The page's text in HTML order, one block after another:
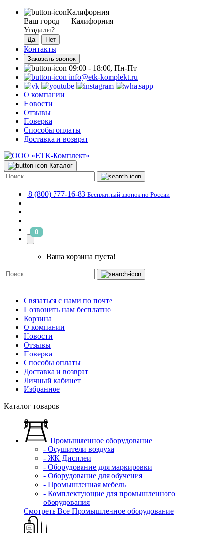
Калифорния
Ваш город — Калифорния
Угадали?
Контакты
Заказать звонок
09:00 - 18:00, Пн-Пт
info@etk-komplekt.ru
О компании
Новости
Отзывы
Поверка
Способы оплаты
Доставка и возврат
Каталог
8 (800) 777-16-83 Бесплатный звонок по России
0
Ваша корзина пуста!
Связаться с нами по почте
Позвонить нам бесплатно
Корзина
О компании
Новости
Отзывы
Поверка
Способы оплаты
Доставка и возврат
Личный кабинет
Избранное
Каталог товаров
Промышленное оборудование
- Осушители воздуха
- ЖК Дисплеи
- Оборудование для маркировки
- Оборудование для обучения
- Промышленная мебель
- Комплектующие для промышленного
оборудования
Смотреть Все Промышленное оборудование